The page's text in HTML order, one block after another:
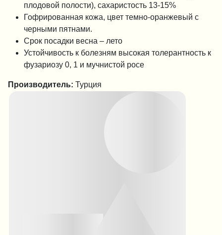
плодовой полости), сахаристость 13-15%
Гофрированная кожа, цвет темно-оранжевый с
черными пятнами.
Срок посадки весна – лето
Устойчивость к болезням высокая толерантность к
фузариозу 0, 1 и мучнистой росе
Производитель: Турция